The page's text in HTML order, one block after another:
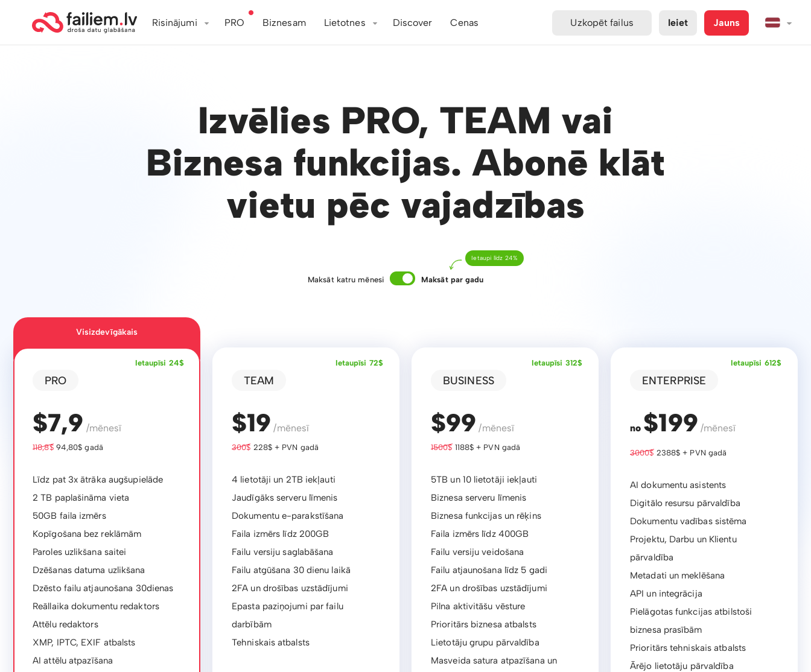
Risinājumi PRO Biznesam Lietotnes Discover Cenas Uzkopēt failus Ieiet Jauns
Izvēlies PRO, TEAM vai
Biznesa funkcijas. Abonē klāt
vietu pēc vajadzības
Ietaupi līdz 24%
Maksāt katru mēnesi Maksāt par gadu
Visizdevīgākais
Ietaupīsi 24$
PRO
$7,9 /mēnesī
118,8$94,80$ gadā
Līdz pat 3x ātrāka augšupielāde
2 TB paplašināma vieta
50GB faila izmērs
Kopīgošana bez reklāmām
Paroles uzlikšana saitei
Dzēšanas datuma uzlikšana
Dzēsto failu atjaunošana 30dienas
Reāllaika dokumentu redaktors
Attēlu redaktors
XMP, IPTC, EXIF ​​atbalsts
AI attēlu atpazīšana
Ietaupīsi 72$
TEAM
$19 /mēnesī
300$ 228$ + PVN gadā
4 lietotāji un 2TB iekļauti
Jaudīgāks serveru līmenis
Dokumentu e-parakstīšana
Faila izmērs līdz 200GB
Failu versiju saglabāšana
Failu atgūšana 30 dienu laikā
2FA un drošības uzstādījumi
Epasta paziņojumi par failu
darbībām
Tehniskais atbalsts
Ietaupīsi 312$
BUSINESS
$99 /mēnesī
1500$1188$ + PVN gadā
5TB un 10 lietotāji iekļauti
Biznesa serveru līmenis
Biznesa funkcijas un rēķins
Faila izmērs līdz 400GB
Failu versiju veidošana
Failu atjaunošana līdz 5 gadi
2FA un drošības uzstādījumi
Pilna aktivitāšu vēsture
Prioritārs biznesa atbalsts
Lietotāju grupu pārvaldība
Masveida satura atpazīšana un
Ietaupīsi 612$
ENTERPRISE
no $199 /mēnesī
3000$2388$ + PVN gadā
AI dokumentu asistents
Digitālo resursu pārvaldība
Dokumentu vadības sistēma
Projektu, Darbu un Klientu
pārvaldība
Metadati un meklēšana
API un integrācija
Pielāgotas funkcijas atbilstoši
biznesa prasībām
Prioritārs tehniskais atbalsts
Ārējo lietotāju pārvaldība